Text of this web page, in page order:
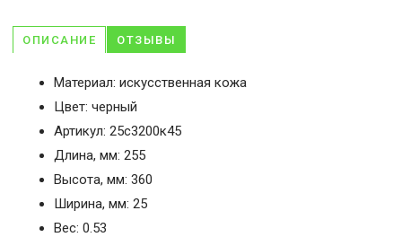
ОПИСАНИЕ ОТЗЫВЫ
Материал: искусственная кожа
Цвет: черный
Артикул: 25с3200к45
Длина, мм: 255
Высота, мм: 360
Ширина, мм: 25
Вес: 0.53